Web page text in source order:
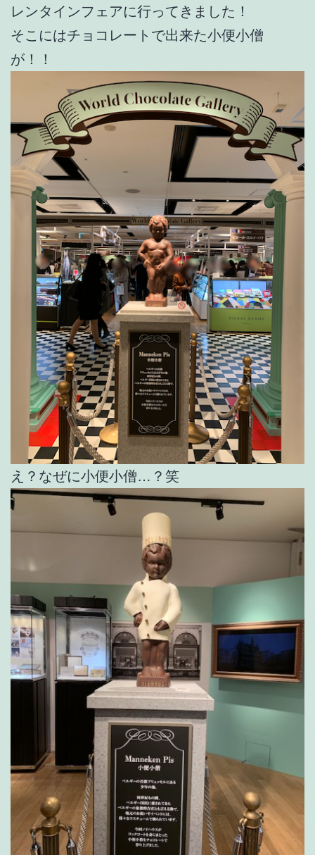
レンタインフェアに行ってきました！
そこにはチョコレートで出来た小便小僧
が！！
え？なぜに小便小僧…？笑